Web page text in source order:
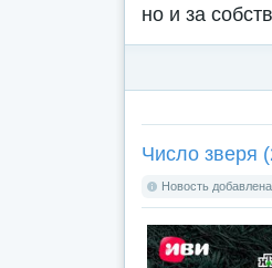
но и за
Число зверя
Новость